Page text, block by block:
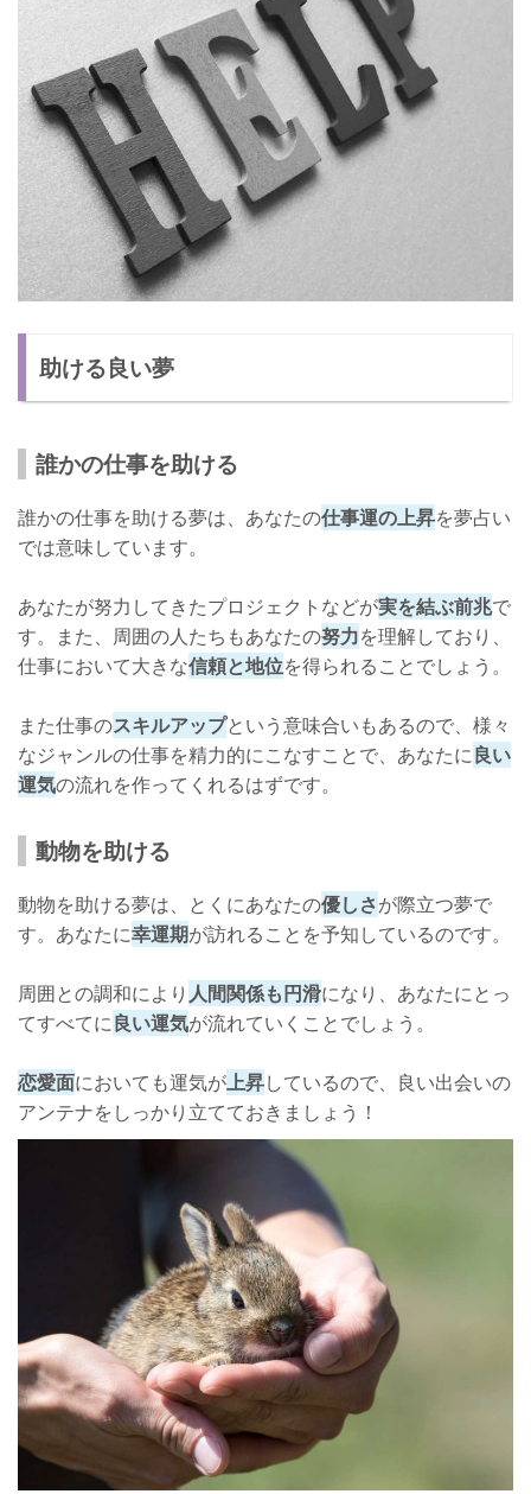
助ける良い夢
誰かの仕事を助ける
誰かの仕事を助ける夢は、あなたの仕事運の上昇を夢占い
では意味しています。
あなたが努力してきたプロジェクトなどが実を結ぶ前兆で
す。また、周囲の人たちもあなたの努力を理解しており、
仕事において大きな信頼と地位を得られることでしょう。
また仕事のスキルアップという意味合いもあるので、様々
なジャンルの仕事を精力的にこなすことで、あなたに良い
運気の流れを作ってくれるはずです。
動物を助ける
動物を助ける夢は、とくにあなたの優しさが際立つ夢で
す。あなたに幸運期が訪れることを予知しているのです。
周囲との調和により 人間関係も円滑になり、あなたにとっ
てすべてに良い運気が流れていくことでしょう。
恋愛面においても運気が上昇しているので、良い出会いの
アンテナをしっかり立てておきましょう！